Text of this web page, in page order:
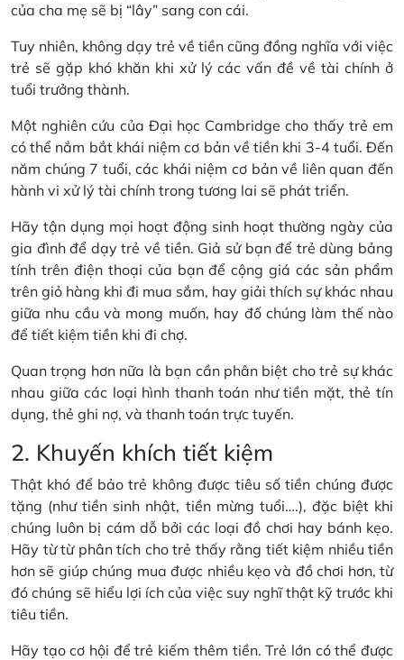
của cha mẹ sẽ bị “lây” sang con cái.
Tuy nhiên, không dạy trẻ về tiền cũng đồng nghĩa với việc
trẻ sẽ gặp khó khăn khi xử lý các vấn đề về tài chính ở
tuổi trưởng thành.
Một nghiên cứu của Đại học Cambridge cho thấy trẻ em
có thể nắm bắt khái niệm cơ bản về tiền khi 3-4 tuổi. Đến
năm chúng 7 tuổi, các khái niệm cơ bản về liên quan đến
hành vi xử lý tài chính trong tương lai sẽ phát triển.
Hãy tận dụng mọi hoạt động sinh hoạt thường ngày của
gia đình để dạy trẻ về tiền. Giả sử bạn để trẻ dùng bảng
tính trên điện thoại của bạn để cộng giá các sản phẩm
trên giỏ hàng khi đi mua sắm, hay giải thích sự khác nhau
giữa nhu cầu và mong muốn, hay đố chúng làm thế nào
để tiết kiệm tiền khi đi chợ.
Quan trọng hơn nữa là bạn cần phân biệt cho trẻ sự khác
nhau giữa các loại hình thanh toán như tiền mặt, thẻ tín
dụng, thẻ ghi nợ, và thanh toán trực tuyến.
2. Khuyến khích tiết kiệm
Thật khó để bảo trẻ không được tiêu số tiền chúng được
tặng (như tiền sinh nhật, tiền mừng tuổi….), đặc biệt khi
chúng luôn bị cám dỗ bởi các loại đồ chơi hay bánh kẹo.
Hãy từ từ phân tích cho trẻ thấy rằng tiết kiệm nhiều tiền
hơn sẽ giúp chúng mua được nhiều kẹo và đồ chơi hơn, từ
đó chúng sẽ hiểu lợi ích của việc suy nghĩ thật kỹ trước khi
tiêu tiền.
Hãy tạo cơ hội để trẻ kiếm thêm tiền. Trẻ lớn có thể được